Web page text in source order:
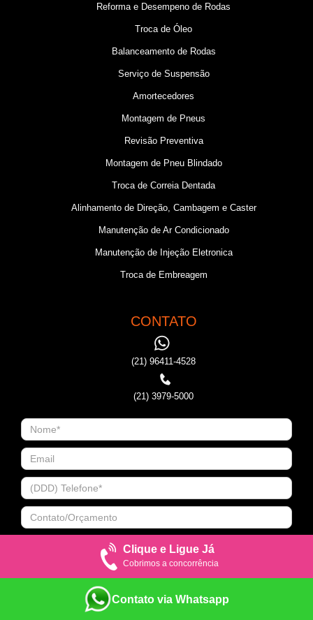
Reforma e Desempeno de Rodas
Troca de Óleo
Balanceamento de Rodas
Serviço de Suspensão
Amortecedores
Montagem de Pneus
Revisão Preventiva
Montagem de Pneu Blindado
Troca de Correia Dentada
Alinhamento de Direção, Cambagem e Caster
Manutenção de Ar Condicionado
Manutenção de Injeção Eletronica
Troca de Embreagem
CONTATO
(21) 96411-4528
(21) 3979-5000
Clique e Ligue Já
Cobrimos a concorrência
Contato via Whatsapp